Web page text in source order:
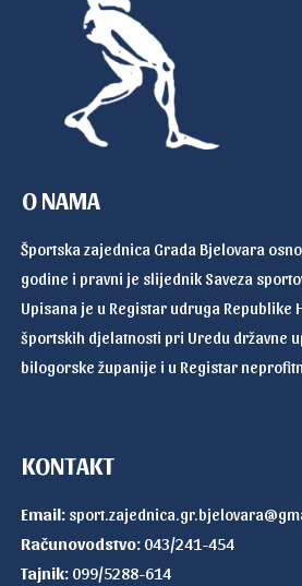
O NAMA
Športska zajednica Grada Bjelovara
godine i pravni je slijednik Saveza
Upisana je u Registar udruga Republike
športskih djelatnosti pri Uredu državne
bilogorske županije i u Registar
KONTAKT
Email:
Računovodstvo: 043/241-454
Tajnik: 099/5288-614